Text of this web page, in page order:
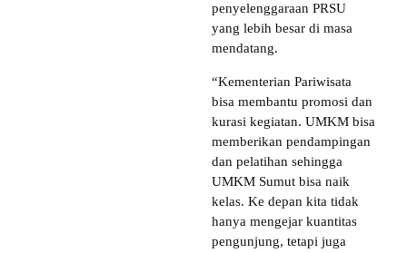
penyelenggaraan PRSU
yang lebih besar di masa
mendatang.
“Kementerian Pariwisata
bisa membantu promosi dan
kurasi kegiatan. UMKM bisa
memberikan pendampingan
dan pelatihan sehingga
UMKM Sumut bisa naik
kelas. Ke depan kita tidak
hanya mengejar kuantitas
pengunjung, tetapi juga